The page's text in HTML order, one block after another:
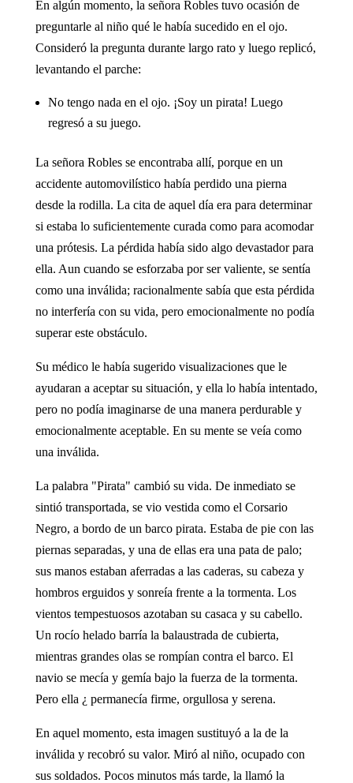
En algún momento, la señora Robles tuvo ocasión de
preguntarle al niño qué le había sucedido en el ojo.
Consideró la pregunta durante largo rato y luego replicó,
levantando el parche:
No tengo nada en el ojo. ¡Soy un pirata! Luego
regresó a su juego.
La señora Robles se encontraba allí, porque en un
accidente automovilístico había perdido una pierna
desde la rodilla. La cita de aquel día era para determinar
si estaba lo suficientemente curada como para acomodar
una prótesis. La pérdida había sido algo devastador para
ella. Aun cuando se esforzaba por ser valiente, se sentía
como una inválida; racionalmente sabía que esta pérdida
no interfería con su vida, pero emocionalmente no podía
superar este obstáculo.
Su médico le había sugerido visualizaciones que le
ayudaran a aceptar su situación, y ella lo había intentado,
pero no podía imaginarse de una manera perdurable y
emocionalmente aceptable. En su mente se veía como
una inválida.
La palabra "Pirata" cambió su vida. De inmediato se
sintió transportada, se vio vestida como el Corsario
Negro, a bordo de un barco pirata. Estaba de pie con las
piernas separadas, y una de ellas era una pata de palo;
sus manos estaban aferradas a las caderas, su cabeza y
hombros erguidos y sonreía frente a la tormenta. Los
vientos tempestuosos azotaban su casaca y su cabello.
Un rocío helado barría la balaustrada de cubierta,
mientras grandes olas se rompían contra el barco. El
navio se mecía y gemía bajo la fuerza de la tormenta.
Pero ella ¿ permanecía firme, orgullosa y serena.
En aquel momento, esta imagen sustituyó a la de la
inválida y recobró su valor. Miró al niño, ocupado con
sus soldados. Pocos minutos más tarde, la llamó la